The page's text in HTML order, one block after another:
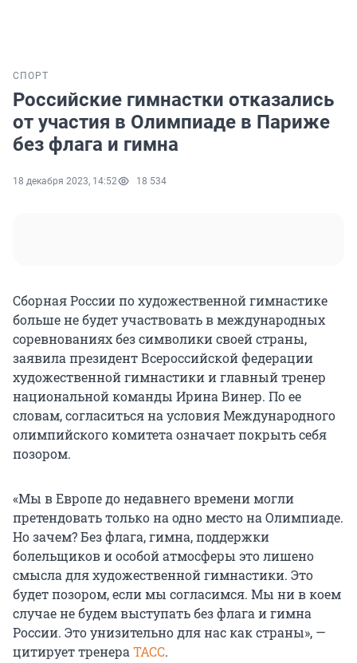
СПОРТ
Российские гимнастки отказались
от участия в Олимпиаде в Париже
без флага и гимна
18 декабря 2023, 14:52 18 534
Сборная России по художественной гимнастике
больше не будет участвовать в международных
соревнованиях без символики своей страны,
заявила президент Всероссийской федерации
художественной гимнастики и главный тренер
национальной команды Ирина Винер. По ее
словам, согласиться на условия Международного
олимпийского комитета означает покрыть себя
позором.
«Мы в Европе до недавнего времени могли
претендовать только на одно место на Олимпиаде.
Но зачем? Без флага, гимна, поддержки
болельщиков и особой атмосферы это лишено
смысла для художественной гимнастики. Это
будет позором, если мы согласимся. Мы ни в коем
случае не будем выступать без флага и гимна
России. Это унизительно для нас как страны», —
цитирует тренера ТАСС.